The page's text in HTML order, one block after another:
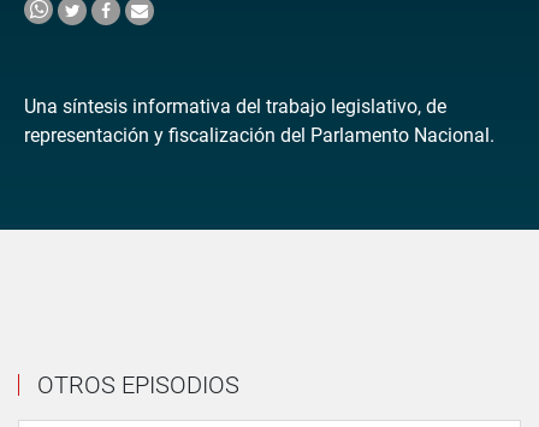
Una síntesis informativa del trabajo legislativo, de
representación y fiscalización del Parlamento Nacional.
OTROS EPISODIOS